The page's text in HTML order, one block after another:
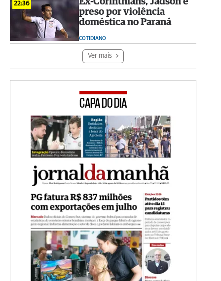
22:36
preso por violência
doméstica no Paraná
COTIDIANO
Ver mais
CAPA DO DIA